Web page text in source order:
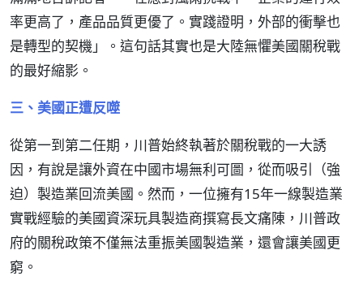
率更高了，產品品質更優了。實踐證明，外部的衝擊也
是轉型的契機」。這句話其實也是大陸無懼美國關稅戰
的最好縮影。
三、美國正遭反噬
從第一到第二任期，川普始終執著於關稅戰的一大誘
因，有說是讓外資在中國市場無利可圖，從而吸引（強
迫）製造業回流美國。然而，一位擁有15年一線製造業
實戰經驗的美國資深玩具製造商撰寫長文痛陳，川普政
府的關稅政策不僅無法重振美國製造業，還會讓美國更
窮。